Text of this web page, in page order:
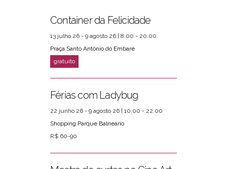
Container da Felicidade
13 julho 26 - 9 agosto 26 | 8:00 - 20:00
Praça Santo Antônio do Embaré
Férias com Ladybug
22 junho 26 - 9 agosto 26 | 10:00 - 22:00
Shopping Parque Balneário
R$ 60-90